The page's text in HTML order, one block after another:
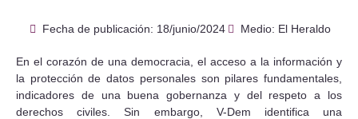
Fecha de publicación: 18/junio/2024 Medio: El Heraldo
En el corazón de una democracia, el acceso a la información y
la protección de datos personales son pilares fundamentales,
indicadores de una buena gobernanza y del respeto a los
derechos civiles. Sin embargo, V-Dem identifica una